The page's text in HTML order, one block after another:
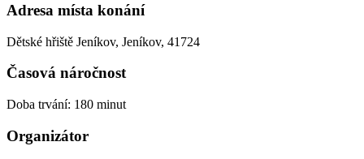
Adresa místa konání
Dětské hřiště Jeníkov, Jeníkov, 41724
Časová náročnost
Doba trvání: 180 minut
Organizátor